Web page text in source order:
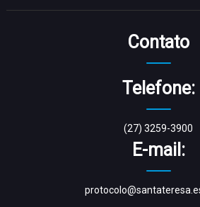
Contato
Telefone:
(27) 3259-3900
E-mail: